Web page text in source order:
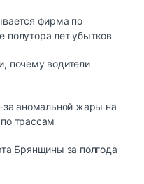
фирма по
полутора лет убытков
почему водители
за аномальной жары на
трассам
Брянщины за полгода